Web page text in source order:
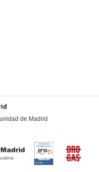
de Madrid
Certificación
conformidad
con el
del